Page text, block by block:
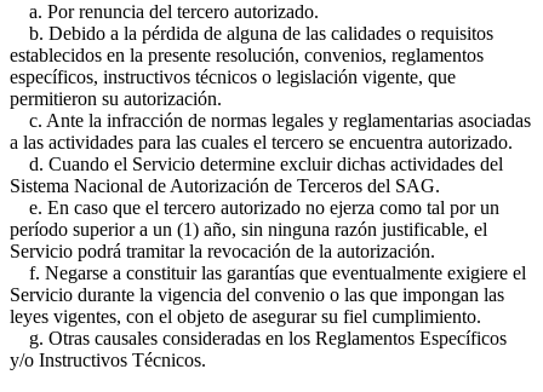
a. Por renuncia del tercero autorizado.
b. Debido a la pérdida de alguna de las calidades o requisitos
establecidos en la presente resolución, convenios, reglamentos
específicos, instructivos técnicos o legislación vigente, que
permitieron su autorización.
c. Ante la infracción de normas legales y reglamentarias asociadas
a las actividades para las cuales el tercero se encuentra autorizado.
d. Cuando el Servicio determine excluir dichas actividades del
Sistema Nacional de Autorización de Terceros del SAG.
e. En caso que el tercero autorizado no ejerza como tal por un
período superior a un (1) año, sin ninguna razón justificable, el
Servicio podrá tramitar la revocación de la autorización.
f. Negarse a constituir las garantías que eventualmente exigiere el
Servicio durante la vigencia del convenio o las que impongan las
leyes vigentes, con el objeto de asegurar su fiel cumplimiento.
g. Otras causales consideradas en los Reglamentos Específicos
y/o Instructivos Técnicos.